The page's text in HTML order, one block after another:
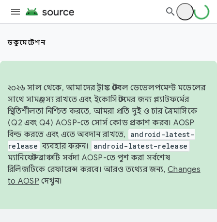
ডকুমেন্টেশন
২০২৬ সাল থেকে, আমাদের ট্রাঙ্ক স্টেবল ডেভেলপমেন্ট মডেলের
সাথে সামঞ্জস্য রাখতে এবং ইকোসিস্টেমের জন্য প্ল্যাটফর্মের
স্থিতিশীলতা নিশ্চিত করতে, আমরা প্রতি দুই ও চার ত্রৈমাসিকে
(Q2 এবং Q4) AOSP-তে সোর্স কোড প্রকাশ করব। AOSP
বিল্ড করতে এবং এতে অবদান রাখতে,
android-latest-
release ব্যবহার করুন। android-latest-release
ম্যানিফেস্ট ব্রাঞ্চটি সর্বদা AOSP-তে পুশ করা সর্বশেষ
রিলিজটিকে রেফারেন্স করবে। আরও তথ্যের জন্য, Changes
to AOSP দেখুন।